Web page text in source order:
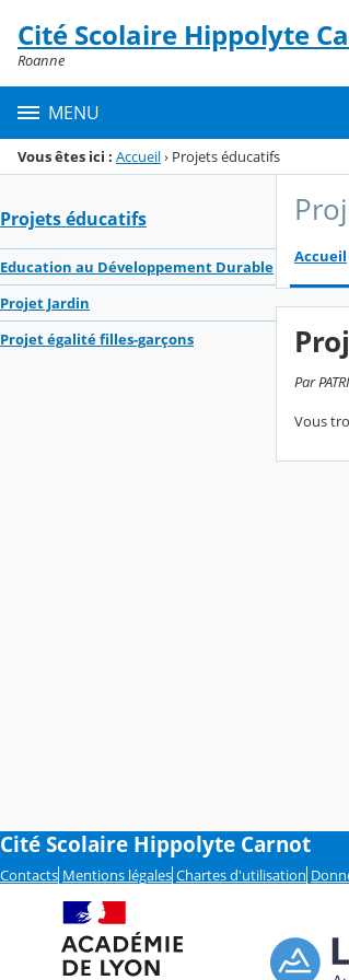
Menu de la rubrique
Contenu
Cité Scolaire Hippolyte
Roanne
MENU
Vous êtes ici : Accueil› Projets éducatifs
Projets éducatifs
Education au Développement Durable
Projet Jardin
Projet égalité filles-garçons
Accueil
Par
Vous
Cité Scolaire Hippolyte Carnot
Contacts Mentions légales Chartes d'utilisation